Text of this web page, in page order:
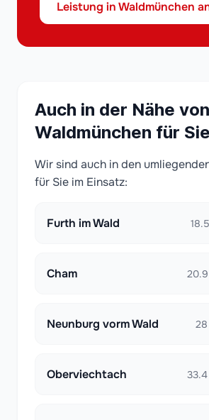
Leistung in Waldmünchen
Auch in der Nähe von
Waldmünchen für
Wir sind auch in den
für Sie im Einsatz:
Furth im Wald
Cham 20.9
Neunburg vorm Wald 28
Oberviechtach 33.4